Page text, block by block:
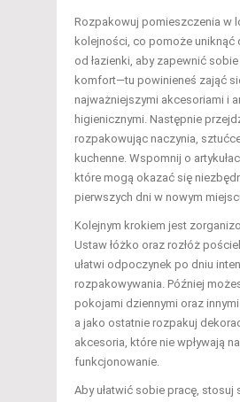
Rozpakowuj pomieszczenia w
kolejności, co pomoże uniknąć
od łazienki, aby zapewnić
komfort—tu powinieneś zająć
najważniejszymi akcesoriami i
higienicznymi. Następnie
rozpakowując naczynia,
kuchenne. Wspomnij o
które mogą okazać się
pierwszych dni w nowym
Kolejnym krokiem jest
Ustaw łóżko oraz rozłóż
ułatwi odpoczynek po dniu
rozpakowywania. Później
pokojami dziennymi oraz
a jako ostatnie rozpakuj
akcesoria, które nie wpływają
funkcjonowanie.
Aby ułatwić sobie pracę, stosuj